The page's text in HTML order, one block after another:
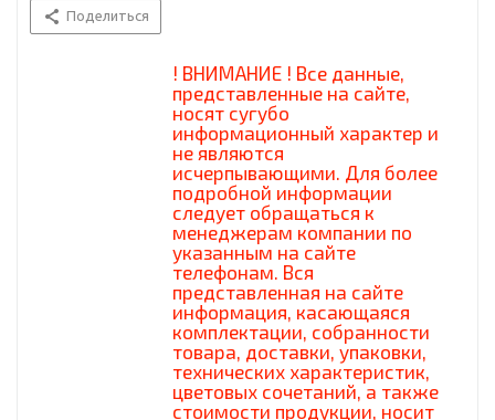
Поделиться
! ВНИМАНИЕ ! Все данные,
представленные на сайте,
носят сугубо
информационный характер и
не являются
исчерпывающими. Для более
подробной информации
следует обращаться к
менеджерам компании по
указанным на сайте
телефонам. Вся
представленная на сайте
информация, касающаяся
комплектации, собранности
товара, доставки, упаковки,
технических характеристик,
цветовых сочетаний, а также
стоимости продукции, носит